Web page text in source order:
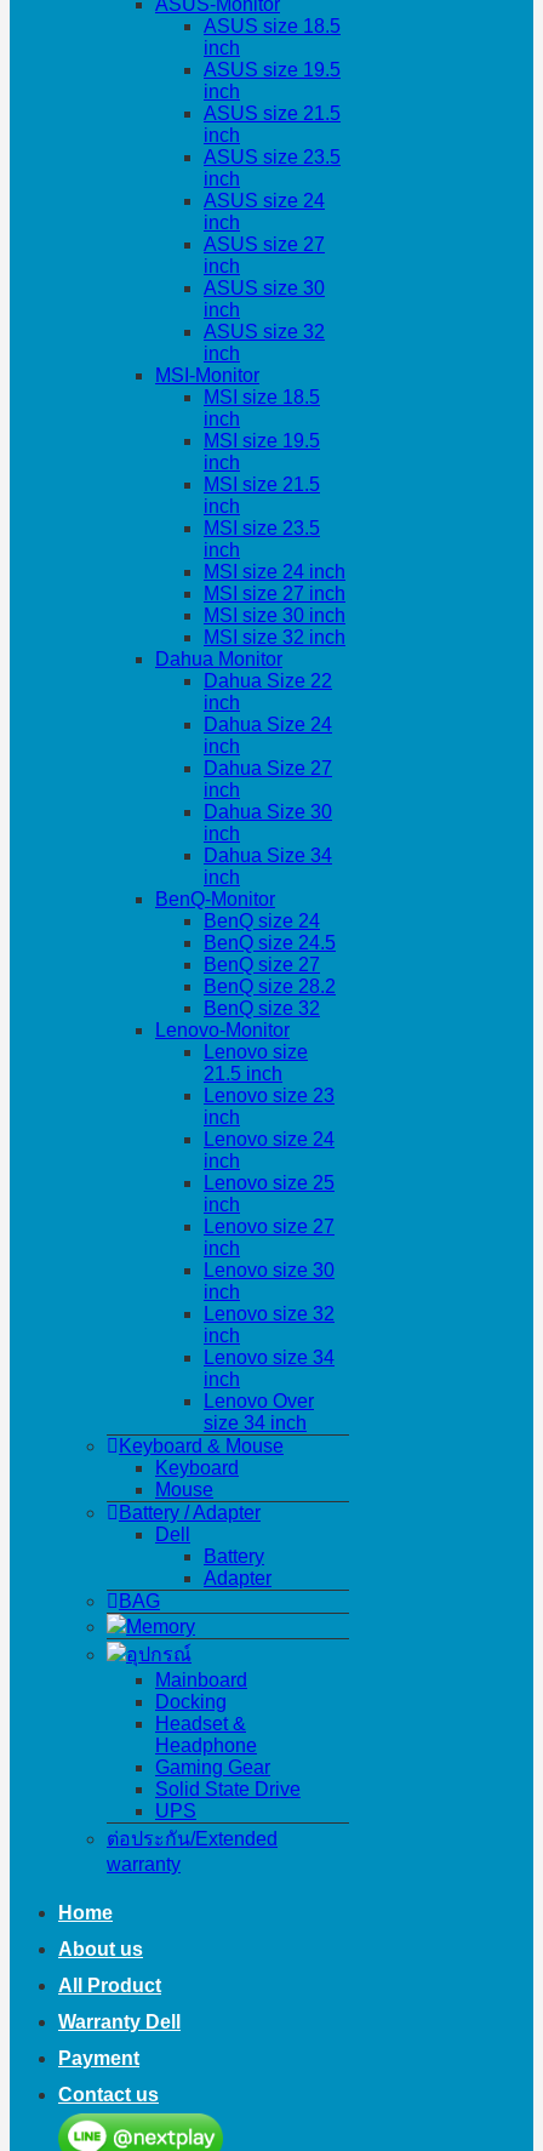
ASUS-Monitor
ASUS size 18.5
inch
ASUS size 19.5
inch
ASUS size 21.5
inch
ASUS size 23.5
inch
ASUS size 24
inch
ASUS size 27
inch
ASUS size 30
inch
ASUS size 32
inch
MSI-Monitor
MSI size 18.5
inch
MSI size 19.5
inch
MSI size 21.5
inch
MSI size 23.5
inch
MSI size 24 inch
MSI size 27 inch
MSI size 30 inch
MSI size 32 inch
Dahua Monitor
Dahua Size 22
inch
Dahua Size 24
inch
Dahua Size 27
inch
Dahua Size 30
inch
Dahua Size 34
inch
BenQ-Monitor
BenQ size 24
BenQ size 24.5
BenQ size 27
BenQ size 28.2
BenQ size 32
Lenovo-Monitor
Lenovo size
21.5 inch
Lenovo size 23
inch
Lenovo size 24
inch
Lenovo size 25
inch
Lenovo size 27
inch
Lenovo size 30
inch
Lenovo size 32
inch
Lenovo size 34
inch
Lenovo Over
size 34 inch
Keyboard & Mouse
Keyboard
Mouse
Battery / Adapter
Dell
Battery
Adapter
BAG
Memory
อุปกรณ์
Mainboard
Docking
Headset &
Headphone
Gaming Gear
Solid State Drive
UPS
ต่อประกัน/Extended
warranty
Home
About us
All Product
Warranty Dell
Payment
Contact us